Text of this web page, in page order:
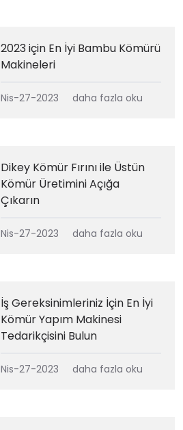
2023 için En İyi Bambu Kömürü
Makineleri
Nis-27-2023 daha fazla oku
Dikey Kömür Fırını ile Üstün
Kömür Üretimini Açığa
Çıkarın
Nis-27-2023 daha fazla oku
İş Gereksinimleriniz İçin En İyi
Kömür Yapım Makinesi
Tedarikçisini Bulun
Nis-27-2023 daha fazla oku